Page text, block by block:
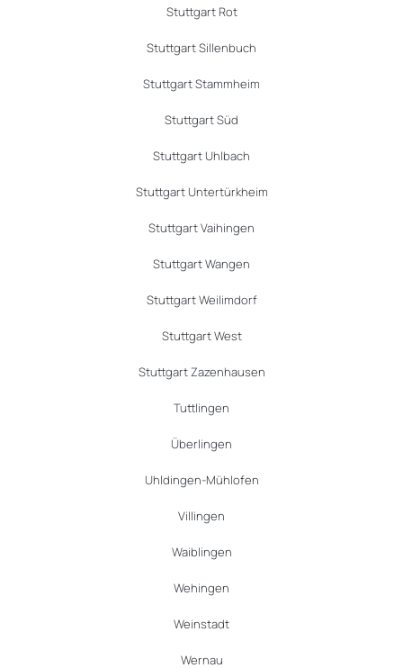
Stuttgart Rot
Stuttgart Sillenbuch
Stuttgart Stammheim
Stuttgart Süd
Stuttgart Uhlbach
Stuttgart Untertürkheim
Stuttgart Vaihingen
Stuttgart Wangen
Stuttgart Weilimdorf
Stuttgart West
Stuttgart Zazenhausen
Tuttlingen
Überlingen
Uhldingen-Mühlofen
Villingen
Waiblingen
Wehingen
Weinstadt
Wernau